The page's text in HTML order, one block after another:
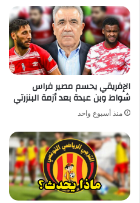
الإفريقي يحسم مصير فراس
شواط وبن عبدة بعد أزمة البنزرتي
منذ أسبوع واحد